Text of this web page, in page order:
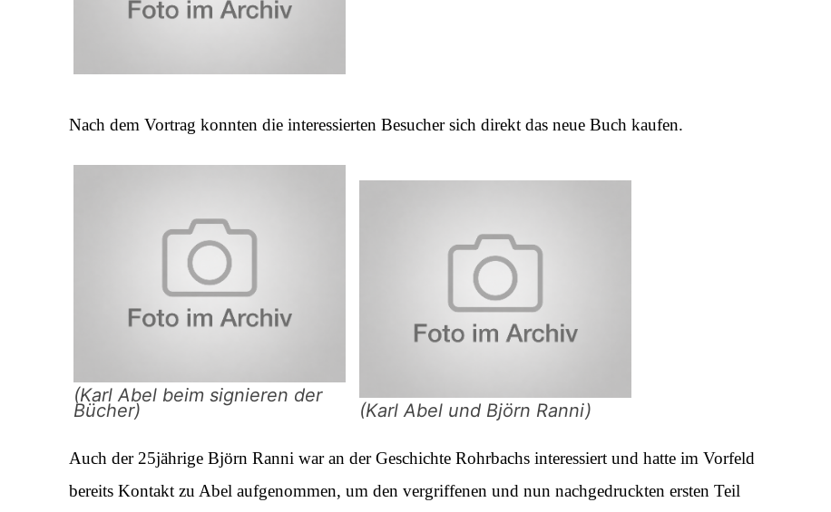
Nach dem Vortrag konnten die interessierten Besucher sich direkt das neue Buch kaufen.
(Karl Abel beim signieren der
Bücher) (Karl Abel und Björn Ranni)
Auch der 25jährige Björn Ranni war an der Geschichte Rohrbachs interessiert und hatte im Vorfeld
bereits Kontakt zu Abel aufgenommen, um den vergriffenen und nun nachgedruckten ersten Teil